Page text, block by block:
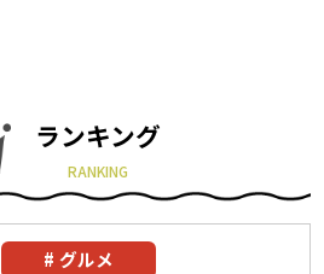
ランキング
RANKING
グルメ